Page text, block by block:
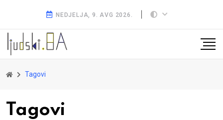
NEDJELJA, 9. AVG 2026.
Tagovi
Tagovi